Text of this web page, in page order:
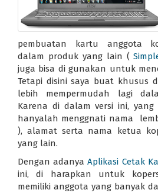
pembuatan kartu anggota
dalam produk yang lain (
juga bisa di gunakan untuk
Tetapi disini saya buat khusus
lebih mempermudah lagi
Karena di dalam versi ini,
hanyalah menggnati nama
), alamat serta nama ketua
yang lain.
Dengan adanyaAplikasi Cetak
ini, di harapkan untuk
memiliki anggota yang banyak